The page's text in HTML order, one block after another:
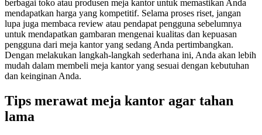
berbagai toko atau produsen meja kantor untuk memastikan Anda
mendapatkan harga yang kompetitif. Selama proses riset, jangan
lupa juga membaca review atau pendapat pengguna sebelumnya
untuk mendapatkan gambaran mengenai kualitas dan kepuasan
pengguna dari meja kantor yang sedang Anda pertimbangkan.
Dengan melakukan langkah-langkah sederhana ini, Anda akan lebih
mudah dalam membeli meja kantor yang sesuai dengan kebutuhan
dan keinginan Anda.
Tips merawat meja kantor agar tahan
lama